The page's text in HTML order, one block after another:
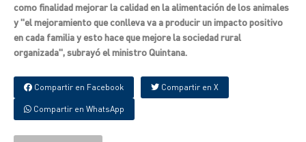
como finalidad mejorar la calidad en la alimentación de los animales
y "el mejoramiento que conlleva va a producir un impacto positivo
en cada familia y esto hace que mejore la sociedad rural
organizada", subrayó el ministro Quintana.
Compartir en Facebook Compartir en X
Compartir en WhatsApp